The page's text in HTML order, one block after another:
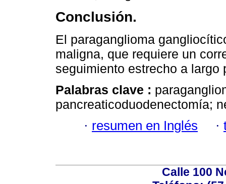
Conclusión.
El paraganglioma
maligna, que requiere un
seguimiento estrecho a largo
Palabras clave :
pancreaticoduodenectomía;
· resumen en Inglés ·
Calle 100